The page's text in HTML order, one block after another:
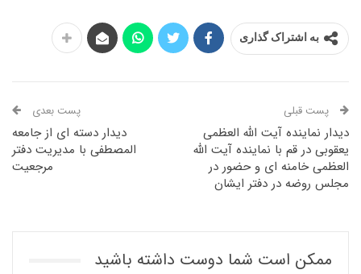
به اشتراک گذاری
پست قبلی
دیدار نماینده آیت الله العظمی
یعقوبی در قم با نماینده آیت الله
العظمی خامنه ای و حضور در
مجلس روضه در دفتر ایشان
پست بعدی
دیدار دسته ای از جامعه
المصطفی با مدیریت دفتر
مرجعیت
ممکن است شما دوست داشته باشید